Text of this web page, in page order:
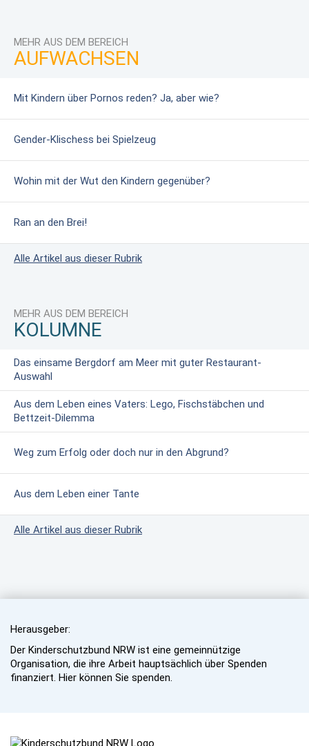
MEHR AUS DEM BEREICH
AUFWACHSEN
Mit Kindern über Pornos reden? Ja, aber wie?
Gender-Klischess bei Spielzeug
Wohin mit der Wut den Kindern gegenüber?
Ran an den Brei!
Alle Artikel aus dieser Rubrik
MEHR AUS DEM BEREICH
KOLUMNE
Das einsame Bergdorf am Meer mit guter Restaurant-
Auswahl
Aus dem Leben eines Vaters: Lego, Fischstäbchen und
Bettzeit-Dilemma
Weg zum Erfolg oder doch nur in den Abgrund?
Aus dem Leben einer Tante
Alle Artikel aus dieser Rubrik
Herausgeber:
Der Kinderschutzbund NRW ist eine gemeinnützige
Organisation, die ihre Arbeit hauptsächlich über Spenden
finanziert. Hier können Sie spenden.